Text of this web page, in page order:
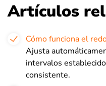
Artículos
Cómo funciona el
Ajusta
intervalos
consistente.